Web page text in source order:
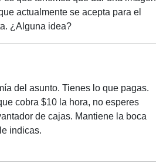
actualmente se acepta para el
¿Alguna idea?
del asunto. Tienes lo que pagas.
cobra $10 la hora, no esperes
de cajas. Mantiene la boca
indicas.